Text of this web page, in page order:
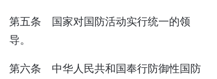
第五条 国家对国防活动实行统一的领
导。
第六条 中华人民共和国奉行防御性国防